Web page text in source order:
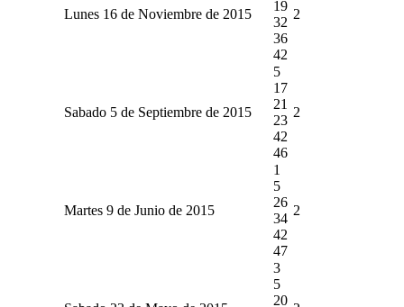
Lunes 16 de Noviembre de 2015
19
32
36
42
2
Sabado 5 de Septiembre de 2015
5
17
21
23
42
46
2
Martes 9 de Junio de 2015
1
5
26
34
42
47
2
3
5
20